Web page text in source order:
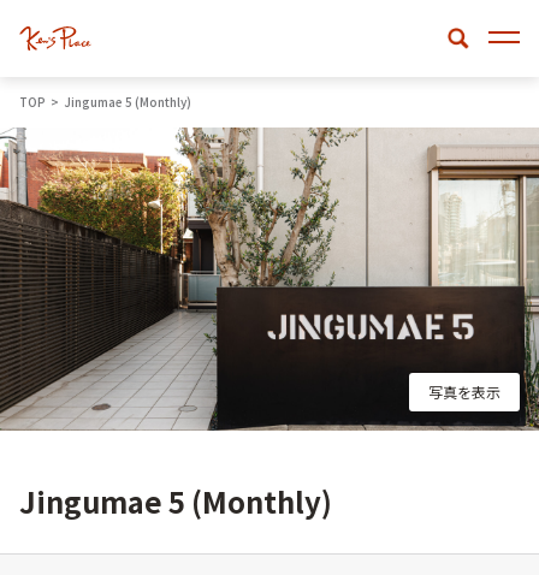
TOP Jingumae 5 (Monthly)
写真を表示
Jingumae 5 (Monthly)